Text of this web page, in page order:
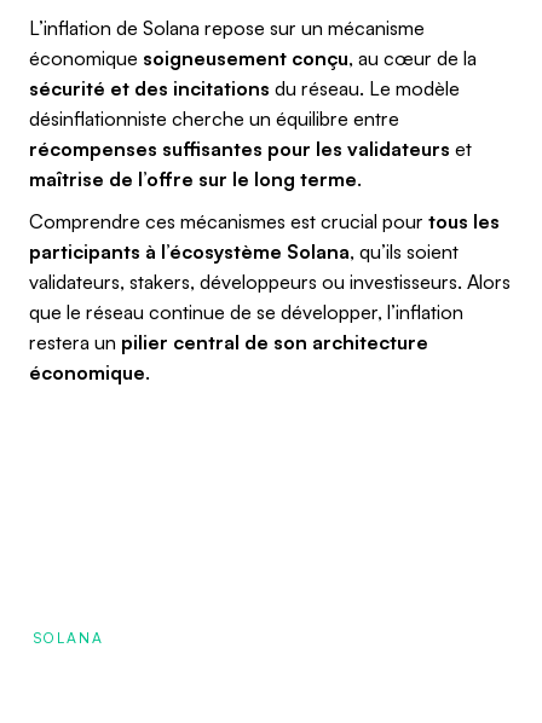
L’inflation de Solana repose sur un mécanisme
économique soigneusement conçu, au cœur de la
sécurité et des incitations du réseau. Le modèle
désinflationniste cherche un équilibre entre
récompenses suffisantes pour les validateurs et
maîtrise de l’offre sur le long terme.
Comprendre ces mécanismes est crucial pour tous les
participants à l’écosystème Solana, qu’ils soient
validateurs, stakers, développeurs ou investisseurs. Alors
que le réseau continue de se développer, l’inflation
restera un pilier central de son architecture
économique.
SOLANA